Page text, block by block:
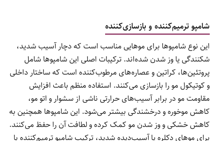
شامپو ترمیم‌کننده و بازسازی‌کننده
این نوع شامپوها برای موهایی مناسب است که دچار آسیب شدید،
شکنندگی یا وز شدن شده‌اند. ترکیبات اصلی این شامپوها شامل
پروتئین‌ها، کراتین و عصاره‌های مرطوب‌کننده است که ساختار داخلی
و کوتیکول مو را بازسازی می‌کنند. استفاده منظم باعث افزایش
مقاومت مو در برابر آسیب‌های حرارتی ناشی از سشوار و اتو مو،
کاهش موخوره و درخشندگی بیشتر می‌شود. این شامپوها همچنین به
کاهش خشکی و وز شدن مو کمک کرده و لطافت آن را حفظ می‌کنند.
برای موهای دکلره یا آسیب‌دیده شدید، ترکیب شامپو ترمیم‌کننده با